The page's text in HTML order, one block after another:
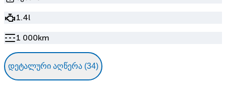
1.4l
1 000km
დეტალური აღწერა (34)